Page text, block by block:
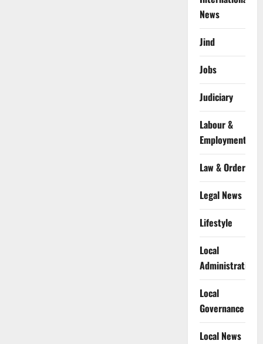
News
Jind
Jobs
Judiciary
Labour &
Employment
Law & Order
Legal News
Lifestyle
Local
Administration
Local
Governance
Local News